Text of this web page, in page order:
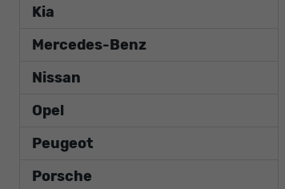
Kia
Mercedes-Benz
Nissan
Opel
Peugeot
Porsche